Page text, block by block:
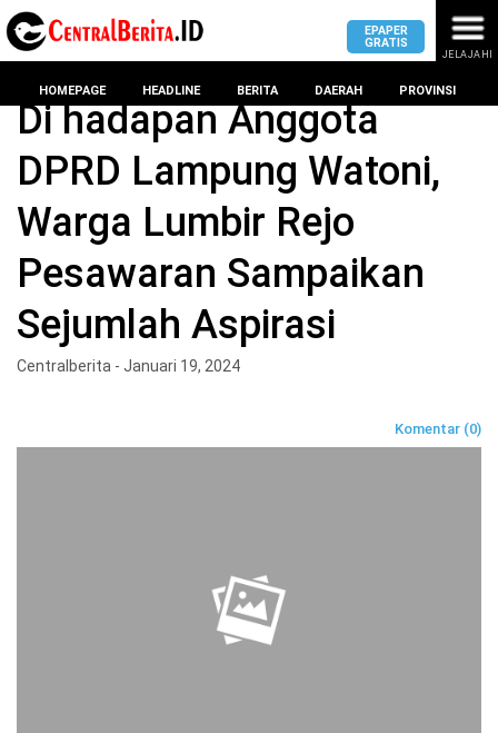
MASUK
KOTA
BANDAR
LAMPUNG
DPRD
PROVINSI
LAMPUNG
LAMPUNG
SUMSEL
EPAPER
GRATIS
JELAJAHI
HOMEPAGE HEADLINE BERITA DAERAH PROVINSI
Di hadapan Anggota
DPRD Lampung Watoni,
Warga Lumbir Rejo
Pesawaran Sampaikan
Sejumlah Aspirasi
Centralberita - Januari 19, 2024
Komentar (0)